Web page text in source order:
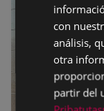
con
análisis,
otra
partir del